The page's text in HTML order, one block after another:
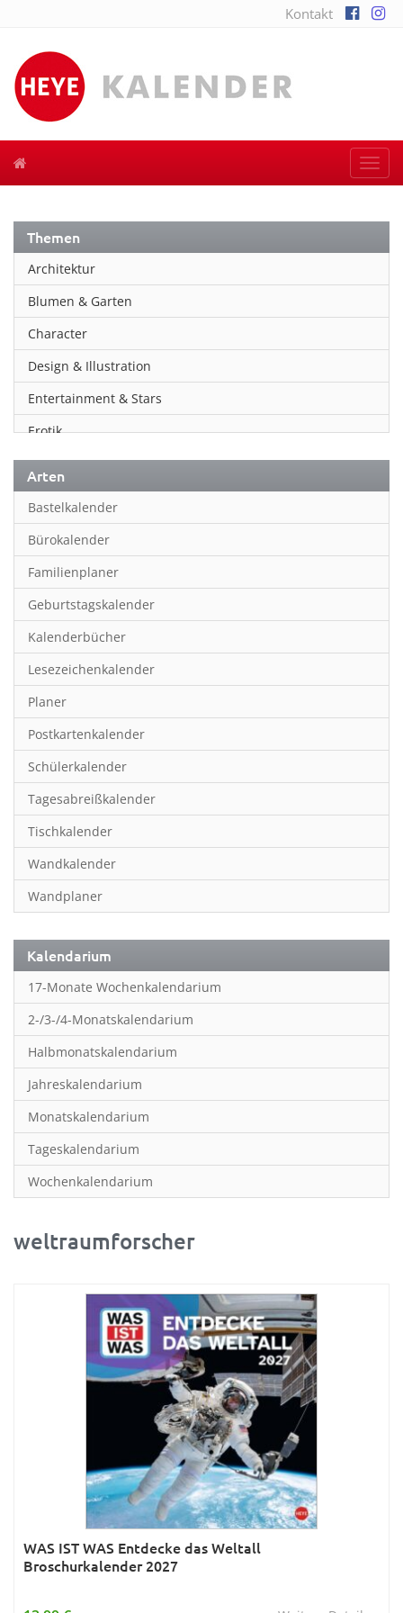
Kontakt
Themen
Architektur
Blumen & Garten
Character
Design & Illustration
Entertainment & Stars
Erotik
Essen & Trinken
Familienplaner
Fantasy
Film
Fotokunst
Frauen
Fußball
Geburtstagskalender
Hobby & Basteln
Humor & Cartoon
Inpiration & Entspannung
Inspiration & Entspannung
Inspiration & Spiritualität
Kinderkalender
Kunst
Länder & Städte
Landschaft & Natur
Lifestyle
Literatur
Manga & Animé
Neutrale Kalender
Partner- & Wandplaner
Planung & Organisation
Ratgeber
Sternzeichen & Mond
Was ist was
Wissen & Allgemeinbildung
Young Adult
Zitate & Sprüche
Arten
Bastelkalender
Bürokalender
Familienplaner
Geburtstagskalender
Kalenderbücher
Lesezeichenkalender
Planer
Postkartenkalender
Schülerkalender
Tagesabreißkalender
Tischkalender
Wandkalender
Wandplaner
Kalendarium
17-Monate Wochenkalendarium
2-/3-/4-Monatskalendarium
Halbmonatskalendarium
Jahreskalendarium
Monatskalendarium
Tageskalendarium
Wochenkalendarium
weltraumforscher
WAS IST WAS Entdecke das Weltall
Broschurkalender 2027